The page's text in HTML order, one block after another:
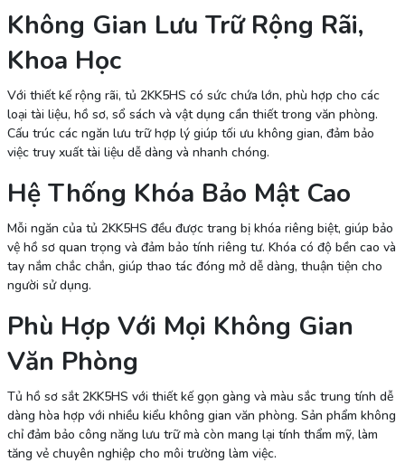
Không Gian Lưu Trữ Rộng Rãi,
Khoa Học
Với thiết kế rộng rãi, tủ 2KK5HS có sức chứa lớn, phù hợp cho các
loại tài liệu, hồ sơ, sổ sách và vật dụng cần thiết trong văn phòng.
Cấu trúc các ngăn lưu trữ hợp lý giúp tối ưu không gian, đảm bảo
việc truy xuất tài liệu dễ dàng và nhanh chóng.
Hệ Thống Khóa Bảo Mật Cao
Mỗi ngăn của tủ 2KK5HS đều được trang bị khóa riêng biệt, giúp bảo
vệ hồ sơ quan trọng và đảm bảo tính riêng tư. Khóa có độ bền cao và
tay nắm chắc chắn, giúp thao tác đóng mở dễ dàng, thuận tiện cho
người sử dụng.
Phù Hợp Với Mọi Không Gian
Văn Phòng
Tủ hồ sơ sắt 2KK5HS với thiết kế gọn gàng và màu sắc trung tính dễ
dàng hòa hợp với nhiều kiểu không gian văn phòng. Sản phẩm không
chỉ đảm bảo công năng lưu trữ mà còn mang lại tính thẩm mỹ, làm
tăng vẻ chuyên nghiệp cho môi trường làm việc.